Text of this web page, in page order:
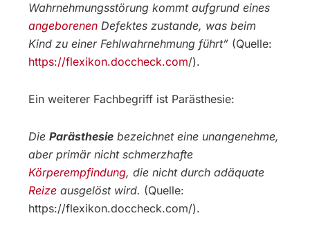
Wahrnehmungsstörung kommt aufgrund eines
angeborenen Defektes zustande, was beim
Kind zu einer Fehlwahrnehmung führt” (Quelle:
https://flexikon.doccheck.com/).
Ein weiterer Fachbegriff ist Parästhesie:
DieParästhesie bezeichnet eine unangenehme,
aber primär nicht schmerzhafte
Körperempfindung, die nicht durch adäquate
Reize ausgelöst wird. (Quelle:
https://flexikon.doccheck.com/).